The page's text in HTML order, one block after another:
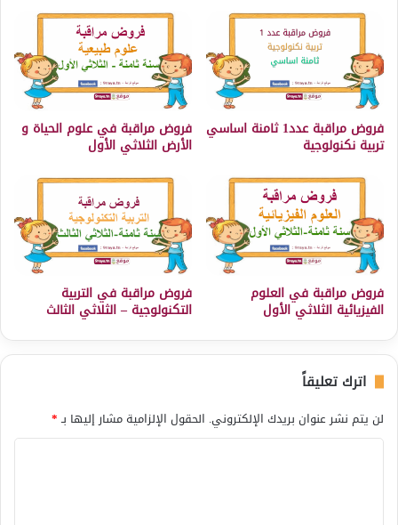
فروض مراقبة عدد1 ثامنة اساسي
تربية نكنولوجية
فروض مراقبة في علوم الحياة و
الأرض الثلاثي الأول
فروض مراقبة في العلوم
الفيزيائية الثلاثي الأول
فروض مراقبة في التربية
التكنولوجية – الثلاثي الثالث
اترك تعليقاً
لن يتم نشر عنوان بريدك الإلكتروني. الحقول الإلزامية مشار إليها بـ*